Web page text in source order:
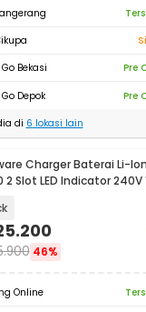
Bekasi
Pre
Depok
Pre
di 6 lokasi lain
Charger Baterai Li-Ion
2 Slot LED Indicator 240V
46%
Online